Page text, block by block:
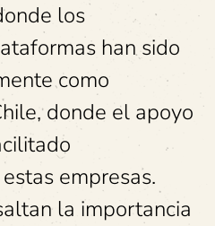
los
han sido
como
donde el apoyo
empresas.
la importancia